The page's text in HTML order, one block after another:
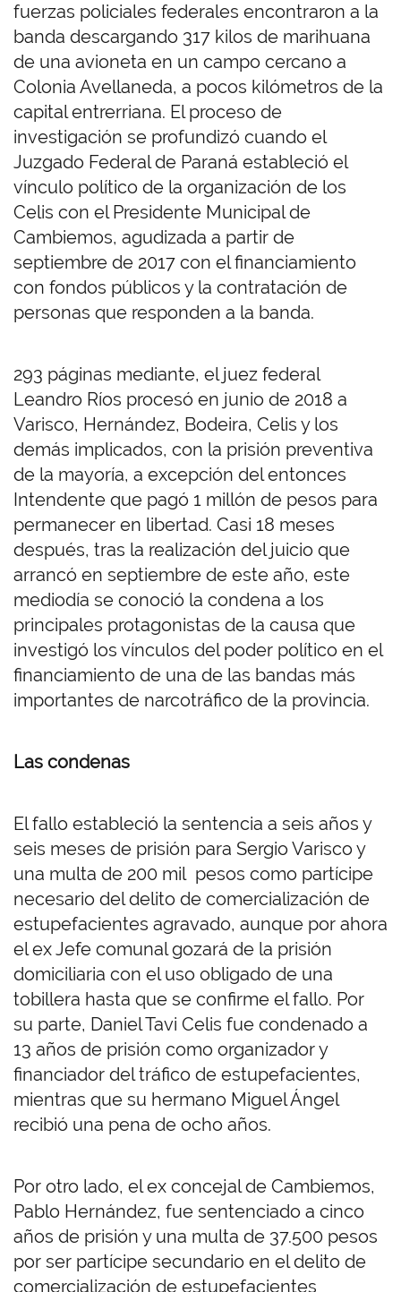
fuerzas policiales federales encontraron a la
banda descargando 317 kilos de marihuana
de una avioneta en un campo cercano a
Colonia Avellaneda, a pocos kilómetros de la
capital entrerriana. El proceso de
investigación se profundizó cuando el
Juzgado Federal de Paraná estableció el
vínculo político de la organización de los
Celis con el Presidente Municipal de
Cambiemos, agudizada a partir de
septiembre de 2017 con el financiamiento
con fondos públicos y la contratación de
personas que responden a la banda.
293 páginas mediante, el juez federal
Leandro Ríos procesó en junio de 2018 a
Varisco, Hernández, Bodeira, Celis y los
demás implicados, con la prisión preventiva
de la mayoría, a excepción del entonces
Intendente que pagó 1 millón de pesos para
permanecer en libertad. Casi 18 meses
después, tras la realización del juicio que
arrancó en septiembre de este año, este
mediodía se conoció la condena a los
principales protagonistas de la causa que
investigó los vínculos del poder político en el
financiamiento de una de las bandas más
importantes de narcotráfico de la provincia.
Las condenas
El fallo estableció la sentencia a seis años y
seis meses de prisión para Sergio Varisco y
una multa de 200 mil pesos como partícipe
necesario del delito de comercialización de
estupefacientes agravado, aunque por ahora
el ex Jefe comunal gozará de la prisión
domiciliaria con el uso obligado de una
tobillera hasta que se confirme el fallo. Por
su parte, Daniel Tavi Celis fue condenado a
13 años de prisión como organizador y
financiador del tráfico de estupefacientes,
mientras que su hermano Miguel Ángel
recibió una pena de ocho años.
Por otro lado, el ex concejal de Cambiemos,
Pablo Hernández, fue sentenciado a cinco
años de prisión y una multa de 37.500 pesos
por ser partícipe secundario en el delito de
comercialización de estupefacientes